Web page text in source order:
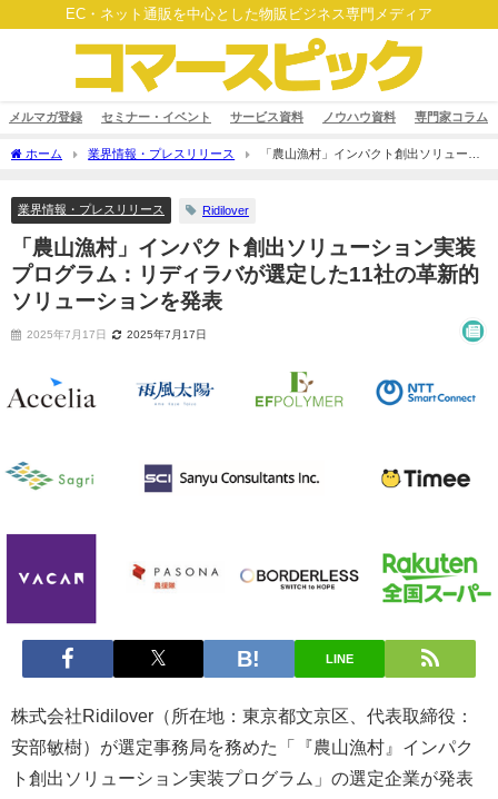
EC・ネット通販を中心とした物販ビジネス専門メディア
メルマガ登録 セミナー・イベント サービス資料 ノウハウ資料 専門家コラム
ホーム 業界情報・プレスリリース
「農山漁村」インパクト創出ソリューシ
業界情報・プレスリリース Ridilover
「農山漁村」インパクト創出ソリューション実装
プログラム：リディラバが選定した11社の革新的
ソリューションを発表
2025年7月17日 2025年7月17日
LINE
株式会社Ridilover（所在地：東京都文京区、代表取締役：
安部敏樹）が選定事務局を務めた「『農山漁村』インパク
ト創出ソリューション実装プログラム」の選定企業が発表